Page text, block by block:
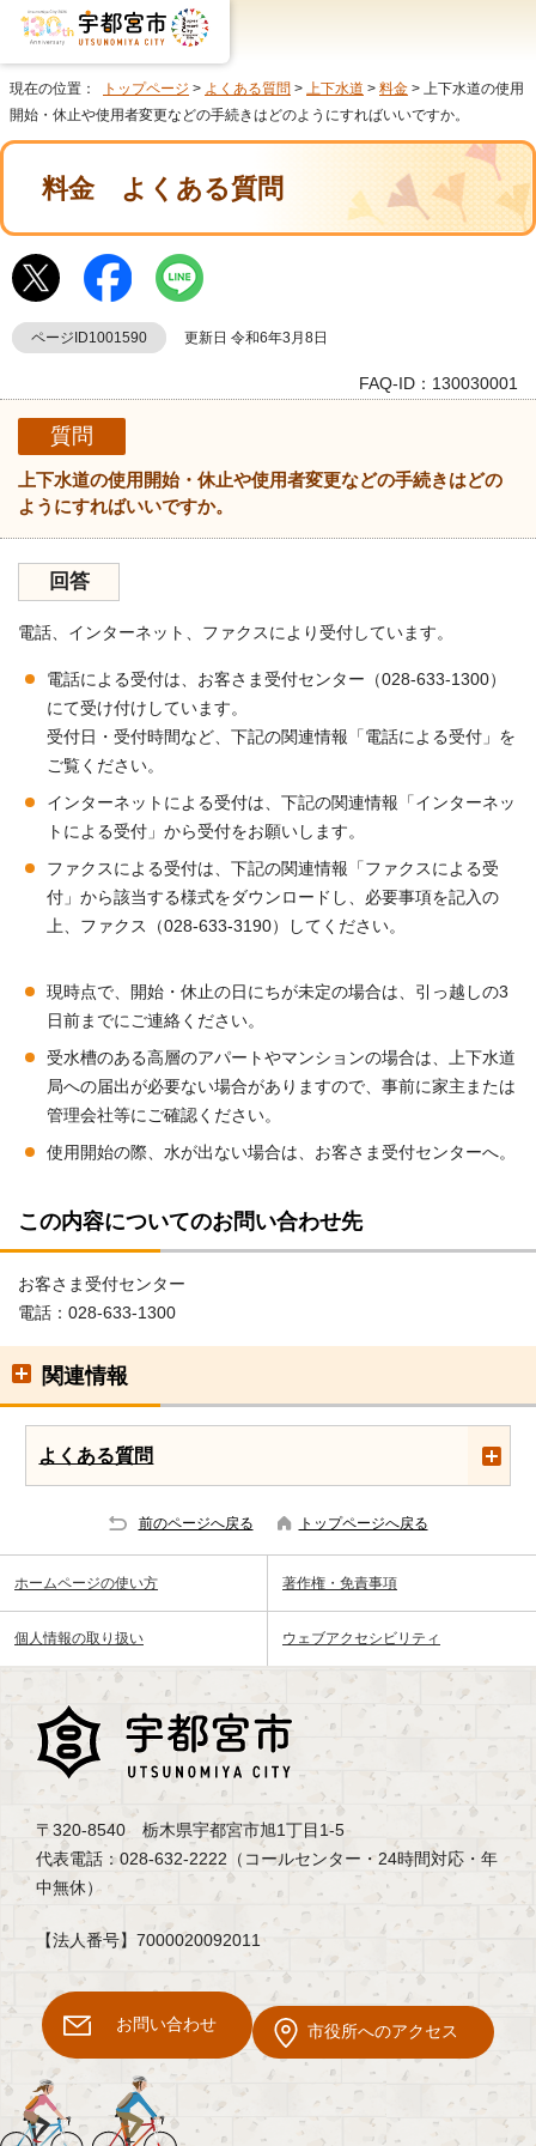
現在の位置： トップページ > よくある質問 > 上下水道 > 料金 > 上下水道の使用
開始・休止や使用者変更などの手続きはどのようにすればいいですか。
料金よくある質問
ページID1001590 更新日 令和6年3月8日
FAQ-ID：130030001
質問
上下水道の使用開始・休止や使用者変更などの手続きはどの
ようにすればいいですか。
回答
電話、インターネット、ファクスにより受付しています。
電話による受付は、お客さま受付センター（028-633-1300）
にて受け付けしています。
受付日・受付時間など、下記の関連情報「電話による受付」を
ご覧ください。
インターネットによる受付は、下記の関連情報「インターネッ
トによる受付」から受付をお願いします。
ファクスによる受付は、下記の関連情報「ファクスによる受
付」から該当する様式をダウンロードし、必要事項を記入の
上、ファクス（028-633-3190）してください。
現時点で、開始・休止の日にちが未定の場合は、引っ越しの3
日前までにご連絡ください。
受水槽のある高層のアパートやマンションの場合は、上下水道
局への届出が必要ない場合がありますので、事前に家主または
管理会社等にご確認ください。
使用開始の際、水が出ない場合は、お客さま受付センターへ。
この内容についてのお問い合わせ先
お客さま受付センター
電話：028-633-1300
関連情報
よくある質問
前のページへ戻る トップページへ戻る
ホームページの使い方 著作権・免責事項
個人情報の取り扱い ウェブアクセシビリティ
〒320-8540 栃木県宇都宮市旭1丁目1-5
代表電話：028-632-2222（コールセンター・24時間対応・年
中無休）
【法人番号】7000020092011
お問い合わせ 市役所へのアクセス